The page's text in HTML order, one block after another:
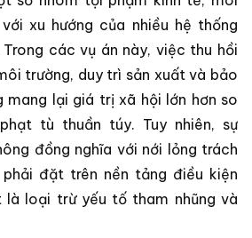
xu hướng của nhiều hệ thống
các vụ án này, việc thu hồi
trường, duy trì sản xuất và bảo
mang lại giá trị xã hội lớn hơn so
tù thuần túy. Tuy nhiên, sự
đồng nghĩa với nới lỏng trách
phải đặt trên nền tảng điều kiện
loại trừ yếu tố tham nhũng và